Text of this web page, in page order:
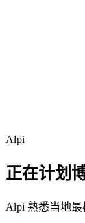
Alpi
正在计划
Alpi 熟悉当地最